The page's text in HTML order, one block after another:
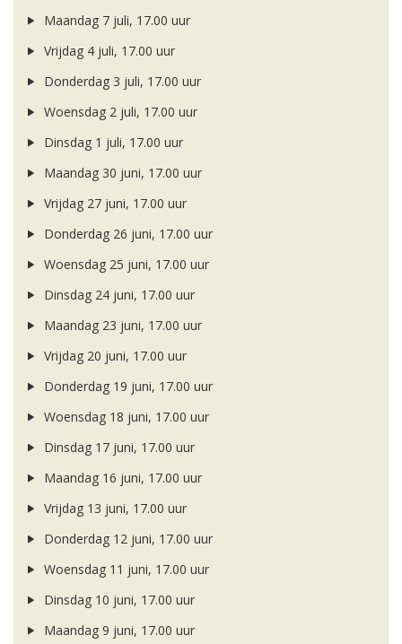
Maandag 7 juli, 17.00 uur
Vrijdag 4 juli, 17.00 uur
Donderdag 3 juli, 17.00 uur
Woensdag 2 juli, 17.00 uur
Dinsdag 1 juli, 17.00 uur
Maandag 30 juni, 17.00 uur
Vrijdag 27 juni, 17.00 uur
Donderdag 26 juni, 17.00 uur
Woensdag 25 juni, 17.00 uur
Dinsdag 24 juni, 17.00 uur
Maandag 23 juni, 17.00 uur
Vrijdag 20 juni, 17.00 uur
Donderdag 19 juni, 17.00 uur
Woensdag 18 juni, 17.00 uur
Dinsdag 17 juni, 17.00 uur
Maandag 16 juni, 17.00 uur
Vrijdag 13 juni, 17.00 uur
Donderdag 12 juni, 17.00 uur
Woensdag 11 juni, 17.00 uur
Dinsdag 10 juni, 17.00 uur
Maandag 9 juni, 17.00 uur